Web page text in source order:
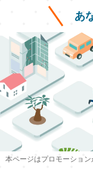
あ
本ページはプロモーション